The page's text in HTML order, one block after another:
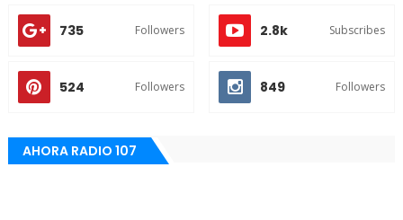
735 Followers 2.8k Subscribes
524 Followers 849 Followers
AHORA RADIO 107